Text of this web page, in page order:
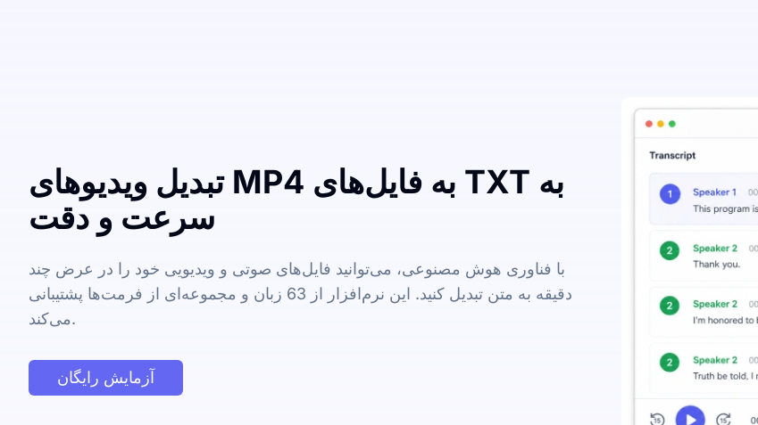
تبدیل ویدیوهای MP4 به فایل‌های TXT به
سرعت و دقت
با فناوری هوش مصنوعی، می‌توانید فایل‌های صوتی و ویدیویی خود را در عرض چند
دقیقه به متن تبدیل کنید. این نرم‌افزار از 63 زبان و مجموعه‌ای از فرمت‌ها پشتیبانی
می‌کند.
آزمایش رایگان